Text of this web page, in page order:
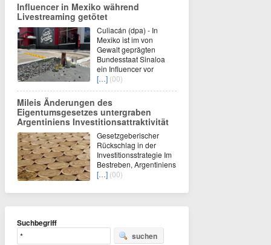
Influencer in Mexiko während
Livestreaming getötet
Culiacán (dpa) - In
Mexiko ist im von
Gewalt geprägten
Bundesstaat Sinaloa
ein Influencer vor
[…] (00)
Mileis Änderungen des
Eigentumsgesetzes untergraben
Argentiniens Investitionsattraktivität
Gesetzgeberischer
Rückschlag in der
Investitionsstrategie Im
Bestreben, Argentiniens
[…] (00)
Suchbegriff
suchen